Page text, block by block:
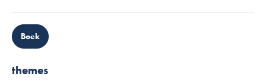
themes
Boek